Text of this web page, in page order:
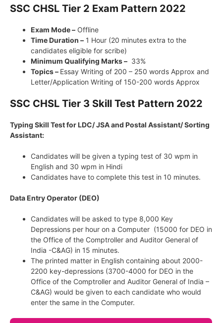
SSC CHSL Tier 2 Exam Pattern 2022
Exam Mode – Offline
Time Duration – 1 Hour (20 minutes extra to the
candidates eligible for scribe)
Minimum Qualifying Marks – 33%
Topics – Essay Writing of 200 – 250 words Approx and
Letter/Application Writing of 150-200 words Approx
SSC CHSL Tier 3 Skill Test Pattern 2022
Typing Skill Test for LDC/ JSA and Postal Assistant/ Sorting
Assistant:
Candidates will be given a typing test of 30 wpm in
English and 30 wpm in Hindi
Candidates have to complete this test in 10 minutes.
Data Entry Operator (DEO)
Candidates will be asked to type 8,000 Key
Depressions per hour on a Computer (15000 for DEO in
the Office of the Comptroller and Auditor General of
India -C&AG) in 15 minutes.
The printed matter in English containing about 2000-
2200 key-depressions (3700-4000 for DEO in the
Office of the Comptroller and Auditor General of India –
C&AG) would be given to each candidate who would
enter the same in the Computer.